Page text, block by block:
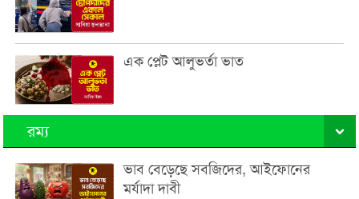
এক প্লেট আলুভর্তা ভাত
রম্য
ভাব বেড়েছে সবজিদের, আইফোনের
মর্যাদা দাবী